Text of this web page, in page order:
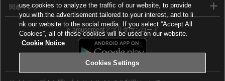
関連リンク
e-amusementアプリダウンロード
use cookies to analyze the traffic of our website, to provide
you with the advertisement tailored to your interest, and to li
nk our website to the social media. If you select “Accept All
Cookies”, all of these cookies will be used on our website.
Cookie Notice
Cookies Settings